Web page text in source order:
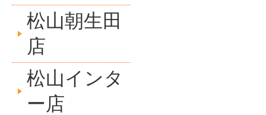
松山朝生田
店
松山インタ
ー店